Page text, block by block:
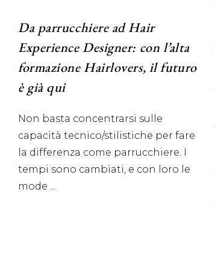
Da parrucchiere ad Hair
Experience Designer: con l’alta
formazione Hairlovers, il futuro
è già qui
Non basta concentrarsi sulle
capacità tecnico/stilistiche per fare
la differenza come parrucchiere. I
tempi sono cambiati, e con loro le
mode